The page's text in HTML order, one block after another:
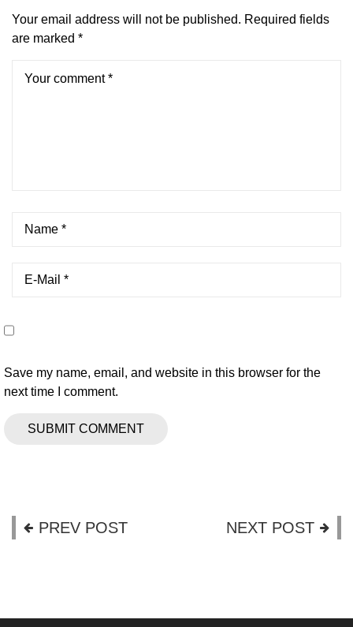
Your email address will not be published. Required fields
are marked *
Save my name, email, and website in this browser for the
next time I comment.
PREV POST NEXT POST